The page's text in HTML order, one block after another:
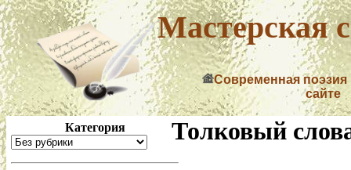
Мастерская
Современная поэзия
сайте
Категория Толковый